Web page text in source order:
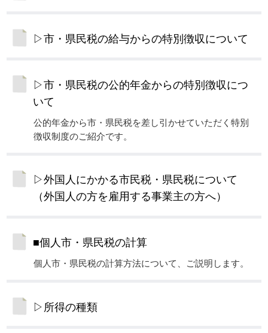
▷市・県民税の給与からの特別徴収について
▷市・県民税の公的年金からの特別徴収につ
いて
公的年金から市・県民税を差し引かせていただく特別
徴収制度のご紹介です。
▷外国人にかかる市民税・県民税について
（外国人の方を雇用する事業主の方へ）
■個人市・県民税の計算
個人市・県民税の計算方法について、ご説明します。
▷所得の種類